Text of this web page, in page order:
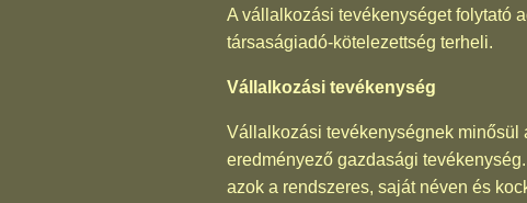
A vállalkozási tevékenységet folytató
társaságiadó-kötelezettség terheli.
Vállalkozási tevékenység
Vállalkozási tevékenységnek minősül
eredményező gazdasági
azok a rendszeres, saját néven és